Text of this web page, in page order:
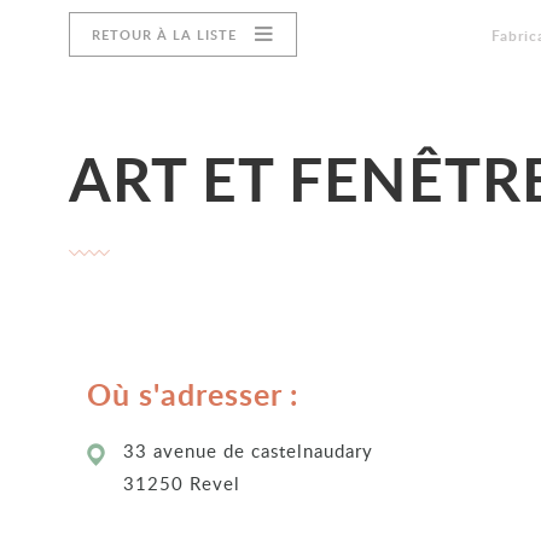
RETOUR À LA LISTE
ART ET
Où s'adresser :
33 avenue de castelnaudary
31250 Revel